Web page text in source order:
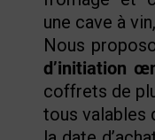
une cave à
Nous
d’initiation
coffrets de
tous valables